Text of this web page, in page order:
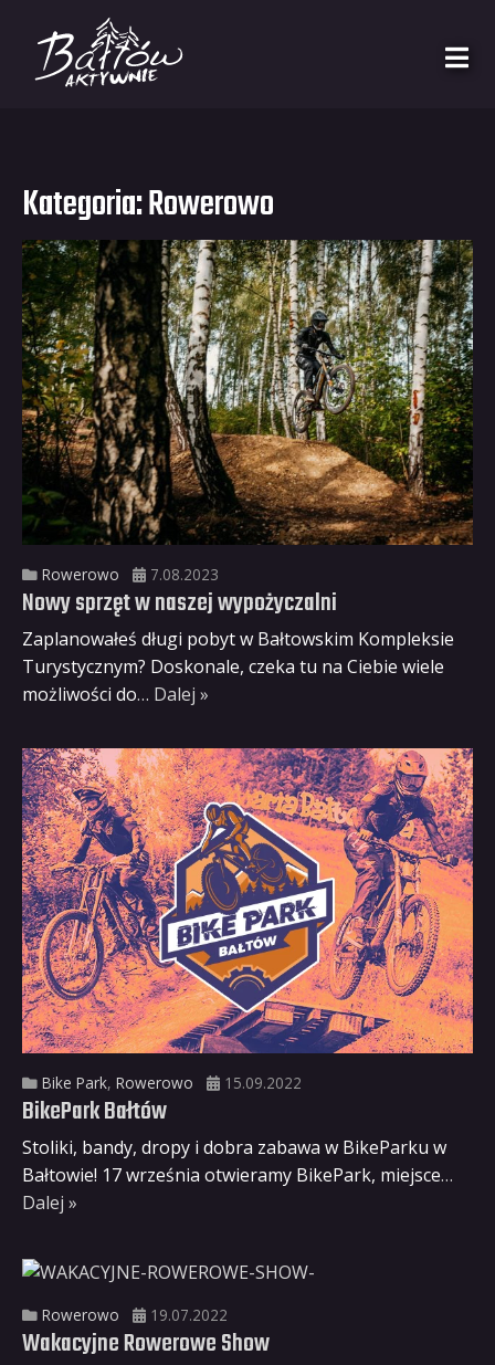
Kategoria:Rowerowo
Rowerowo 7.08.2023
Nowy sprzęt w naszej wypożyczalni
Zaplanowałeś długi pobyt w Bałtowskim Kompleksie
Turystycznym? Doskonale, czeka tu na Ciebie wiele
możliwości do… Dalej »
Bike Park, Rowerowo 15.09.2022
BikePark Bałtów
Stoliki, bandy, dropy i dobra zabawa w BikeParku w
Bałtowie! 17 września otwieramy BikePark, miejsce…
Dalej »
Rowerowo 19.07.2022
Wakacyjne Rowerowe Show